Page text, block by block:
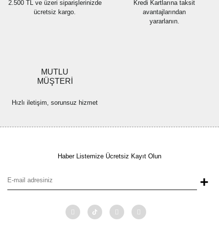
2.500 TL ve üzeri siparişlerinizde
ücretsiz kargo.
Kredi Kartlarına taksit
avantajlarından
yararlanın.
MUTLU
MÜŞTERİ
Hızlı iletişim, sorunsuz hizmet
Haber Listemize Ücretsiz Kayıt Olun
+